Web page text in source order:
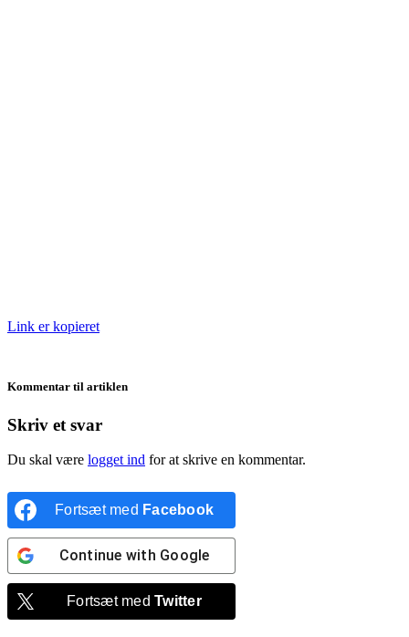
Link er kopieret
Kommentar til artiklen
Skriv et svar
Du skal være logget ind for at skrive en kommentar.
Fortsæt med Facebook
Continue with Google
Fortsæt medTwitter